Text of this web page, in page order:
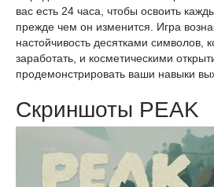
вас есть 24 часа, чтобы освоить
прежде чем он изменится. Игра
настойчивость десятками символов,
заработать, и косметическими
продемонстрировать ваши навыки
Скриншоты PEAK